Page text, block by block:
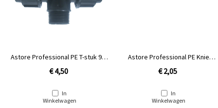
Astore Professional PE T-stuk 90°
€ 4,50
In
Winkelwagen
Astore Professional PE Knie
€ 2,05
In
Winkelwagen